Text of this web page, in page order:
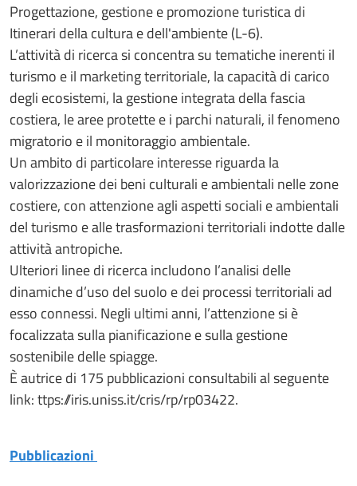
Progettazione, gestione e promozione turistica di
Itinerari della cultura e dell'ambiente (L-6).
L’attività di ricerca si concentra su tematiche inerenti il
turismo e il marketing territoriale, la capacità di carico
degli ecosistemi, la gestione integrata della fascia
costiera, le aree protette e i parchi naturali, il fenomeno
migratorio e il monitoraggio ambientale.
Un ambito di particolare interesse riguarda la
valorizzazione dei beni culturali e ambientali nelle zone
costiere, con attenzione agli aspetti sociali e ambientali
del turismo e alle trasformazioni territoriali indotte dalle
attività antropiche.
Ulteriori linee di ricerca includono l’analisi delle
dinamiche d’uso del suolo e dei processi territoriali ad
esso connessi. Negli ultimi anni, l’attenzione si è
focalizzata sulla pianificazione e sulla gestione
sostenibile delle spiagge.
È autrice di 175 pubblicazioni consultabili al seguente
link: ttps://iris.uniss.it/cris/rp/rp03422.
Pubblicazioni